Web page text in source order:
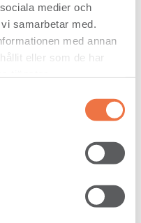
medier och
samarbetar med.
med annan
eller som de har
product declaration
of performance